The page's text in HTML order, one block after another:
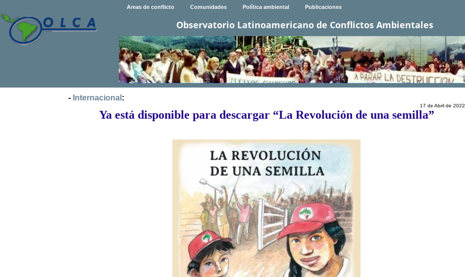
Areas de conflicto Comunidades Política ambiental Publicaciones
Observatorio Latinoamericano de Conflictos Ambientales
- Internacional :
17 de Abril de 2022
Ya está disponible para descargar “La Revolución de una semilla”